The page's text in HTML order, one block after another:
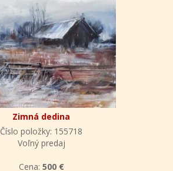
Zimná dedina
Číslo položky: 155718
Voľný predaj
Cena: 500 €